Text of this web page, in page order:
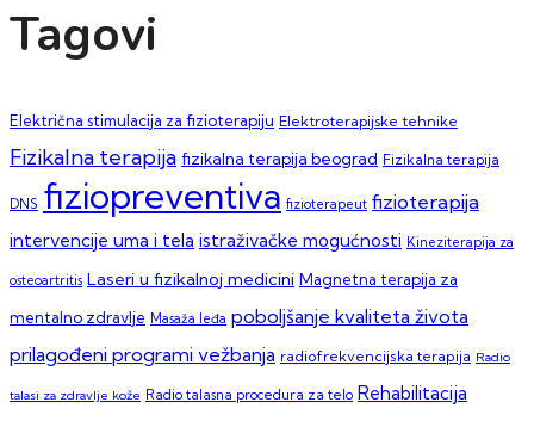
Tagovi
Električna stimulacija za fizioterapiju Elektroterapijske tehnike
Fizikalna terapija fizikalna terapija beograd Fizikalna terapija
DNS fiziopreventiva fizioterapeut fizioterapija
intervencije uma i tela istraživačke mogućnosti Kineziterapija za
osteoartritis Laseri u fizikalnoj medicini Magnetna terapija za
mentalno zdravlje Masaža leđa poboljšanje kvaliteta života
prilagođeni programi vežbanja radiofrekvencijska terapija Radio
talasi za zdravlje kože Radio talasna procedura za telo Rehabilitacija